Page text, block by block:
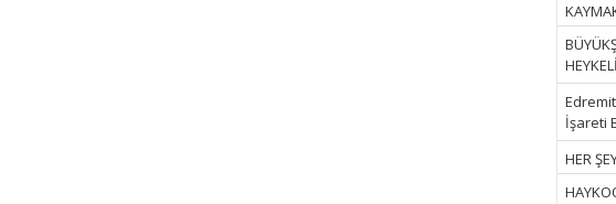
İşareti
HER